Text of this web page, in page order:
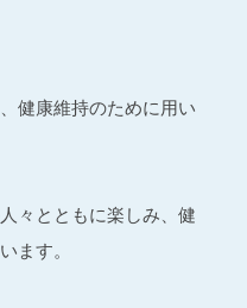
健康維持のために用い
々とともに楽しみ、健
ます。